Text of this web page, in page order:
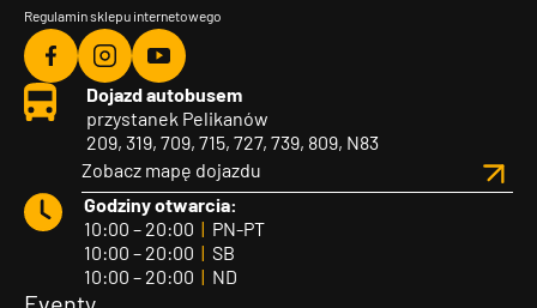
Regulamin sklepu internetowego
Agvo
Facebook
Agvo
Instagram
Agvo
YouTube
Dojazd autobusem
przystanek Pelikanów
209, 319, 709, 715, 727, 739, 809, N83
Zobacz mapę dojazdu
Godziny otwarcia:
10:00 – 20:00 | PN-PT
10:00 – 20:00 | SB
10:00 – 20:00 | ND